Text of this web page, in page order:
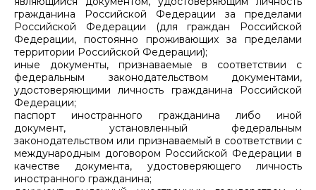
гражданина Российской Федерации за пределами
Российской Федерации (для граждан Российской
Федерации, постоянно проживающих за пределами
территории Российской Федерации);
иные документы, признаваемые в соответствии с
федеральным законодательством документами,
удостоверяющими личность гражданина Российской
Федерации;
паспорт иностранного гражданина либо иной
документ, установленный федеральным
законодательством или признаваемый в соответствии с
международным договором Российской Федерации в
качестве документа, удостоверяющего личность
иностранного гражданина;